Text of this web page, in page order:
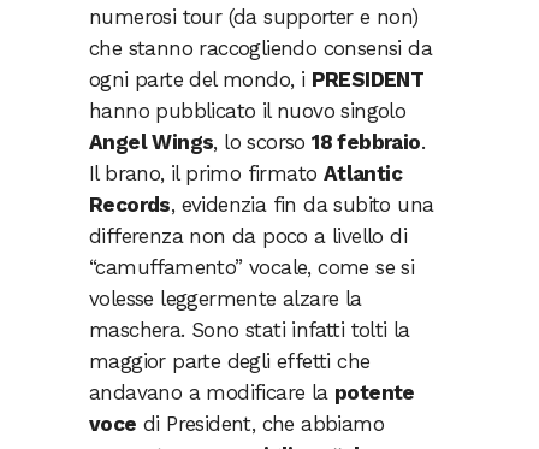
numerosi tour (da supporter e non)
che stanno raccogliendo consensi da
ogni parte del mondo, i PRESIDENT
hanno pubblicato il nuovo singolo
Angel Wings, lo scorso18 febbraio.
Il brano, il primo firmato Atlantic
Records, evidenzia fin da subito una
differenza non da poco a livello di
“camuffamento” vocale, come se si
volesse leggermente alzare la
maschera. Sono stati infatti tolti la
maggior parte degli effetti che
andavano a modificare la potente
voce di President, che abbiamo